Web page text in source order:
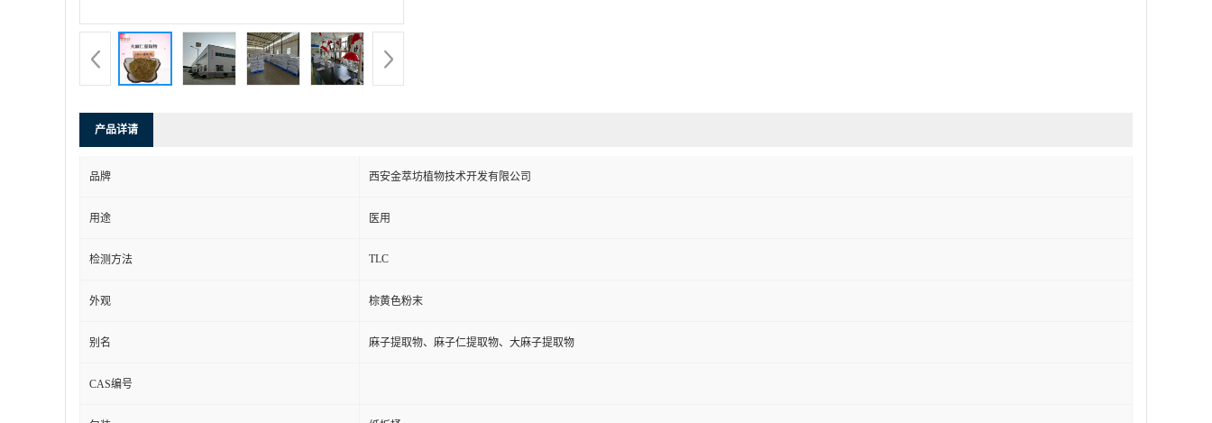
产品详请
品牌 西安金萃坊植物技术开发有限公司
用途 医用
检测方法 TLC
外观 棕黄色粉末
别名 麻子提取物、麻子仁提取物、大麻子提取物
CAS编号